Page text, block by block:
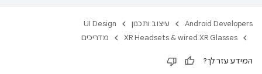
Android Developers עיצוב ותכנון
UI Design
XR Headsets & wired XR Glasses
מדריכים
המידע עזר לך?